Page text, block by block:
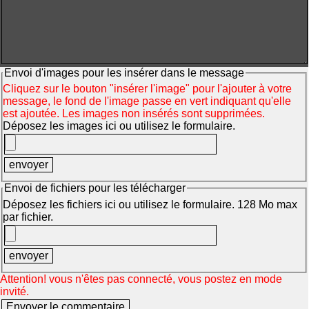
Envoi d'images pour les insérer dans le message
Cliquez sur le bouton "insérer l'image" pour l'ajouter à votre
message, le fond de l'image passe en vert indiquant qu'elle
est ajoutée. Les images non insérés sont supprimées.
Déposez les images ici ou utilisez le formulaire.
Envoi de fichiers pour les télécharger
Déposez les fichiers ici ou utilisez le formulaire. 128 Mo max
par fichier.
Attention! vous n'êtes pas connecté, vous postez en mode
invité.